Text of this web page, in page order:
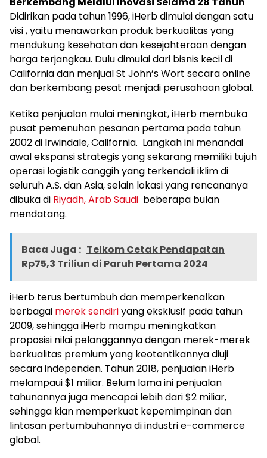
Didirikan pada tahun 1996, iHerb dimulai dengan satu
visi , yaitu menawarkan produk berkualitas yang
mendukung kesehatan dan kesejahteraan dengan
harga terjangkau. Dulu dimulai dari bisnis kecil di
Californiadan menjual St John’s Wort secara online
dan berkembang pesat menjadi perusahaan global.
Ketika penjualan mulai meningkat, iHerb membuka
pusat pemenuhan pesanan pertama pada tahun
2002 di Irwindale, California. Langkah ini menandai
awal ekspansi strategis yang sekarang memiliki tujuh
operasi logistik canggih yang terkendali iklim di
seluruh A.S. danAsia, selain lokasi yang rencananya
dibuka di Riyadh, Arab Saudi beberapa bulan
mendatang.
Baca Juga : Telkom Cetak Pendapatan
Rp75,3 Triliun di Paruh Pertama 2024
iHerb terus bertumbuh dan memperkenalkan
berbagai merek sendiriyang eksklusif pada tahun
2009, sehingga iHerb mampu meningkatkan
proposisi nilai pelanggannya dengan merek-merek
berkualitas premium yang keotentikannya diuji
secara independen. Tahun 2018, penjualan iHerb
melampaui$1 miliar. Belum lama ini penjualan
tahunannya juga mencapai lebih dari$2 miliar,
sehingga kian memperkuat kepemimpinan dan
lintasan pertumbuhannya di industri e-commerce
global.